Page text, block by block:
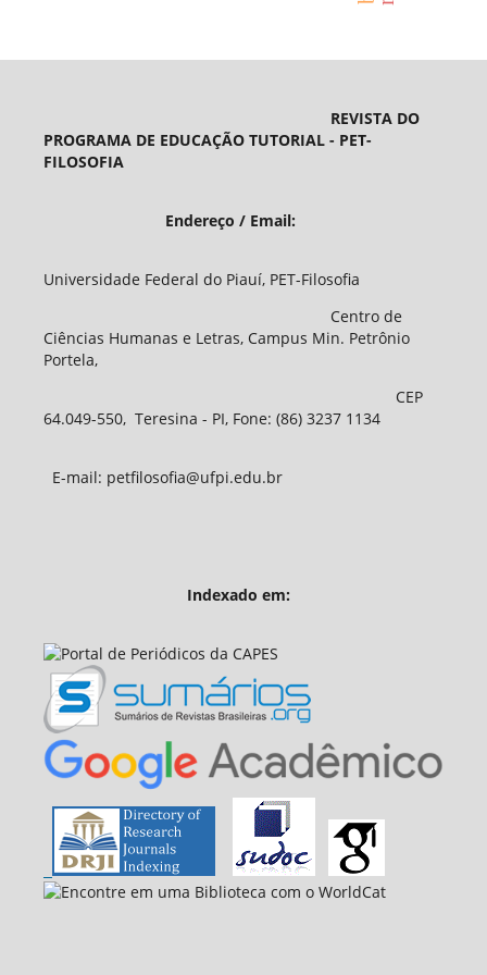
REVISTA DO
PROGRAMA DE EDUCAÇÃO TUTORIAL - PET-
FILOSOFIA
Endereço / Email:
Universidade Federal do Piauí, PET-Filosofia
Centro de
Ciências Humanas e Letras, Campus Min. Petrônio
Portela,
CEP
64.049-550, Teresina - PI, Fone: (86) 3237 1134
E-mail: petfilosofia@ufpi.edu.br
Indexado em: